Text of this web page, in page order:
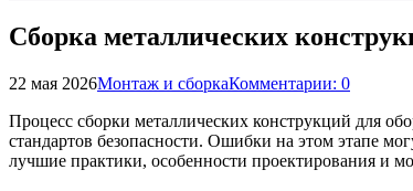
Сборка металлических
22 мая 2026Монтаж и сборкаКомментарии: 0
Процесс сборки металлических конструкций для
стандартов безопасности. Ошибки на этом этапе
лучшие практики, особенности проектирования и